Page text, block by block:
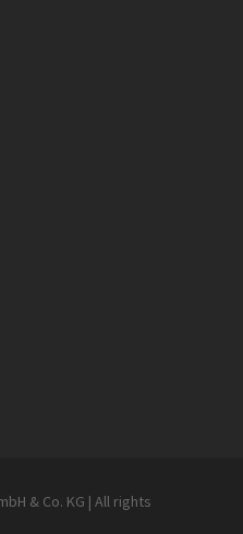
& Co. KG | All rights